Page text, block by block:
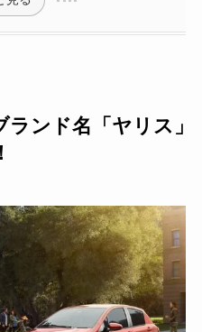
ンド名「ヤリス」